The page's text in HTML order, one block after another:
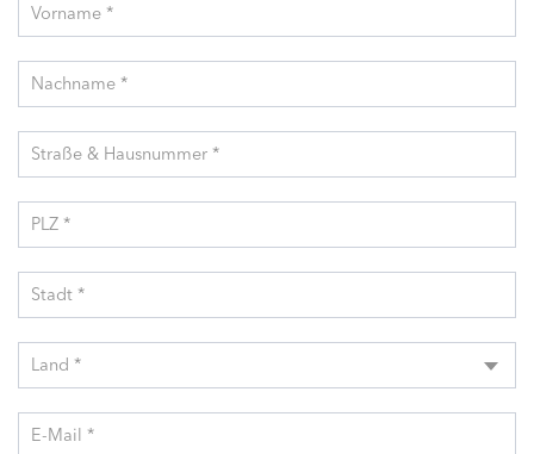
Vorname *
Nachname *
Straße & Hausnummer *
PLZ *
Stadt *
Land *
E-Mail *